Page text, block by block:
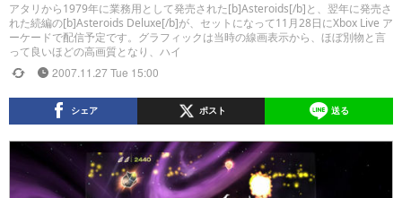
アタリから1979年に業務用として発売された[b]Asteroids[/b]と、翌年に発売さ
れた続編の[b]Asteroids Deluxe[/b]が、セットになって11月28日にXbox Live ア
ーケードで配信予定です。グラフィックは当時の線画表示から、ほぼ別物と言
って良いほどの高画質となり、ハイ
2007.11.27 Tue 15:00
シェア ポスト 送る